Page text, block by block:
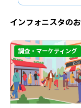
インフォニスタの
調査・マーケティング